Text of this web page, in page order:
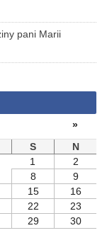
pani Marii
»
S
N
1
2
8
9
15
16
22
23
29
30